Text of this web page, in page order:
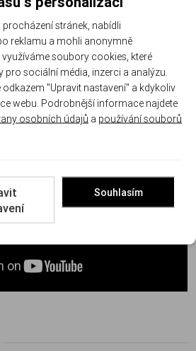
stránek, nabídli
reklamu a mohli anonymně
soubory cookies, které
pro sociální média, inzerci a analýzu.
"Upravit nastavení" a kdykoliv
webu. Podrobnější informace najdete
osobních údajů a používání souborů
Souhlasím